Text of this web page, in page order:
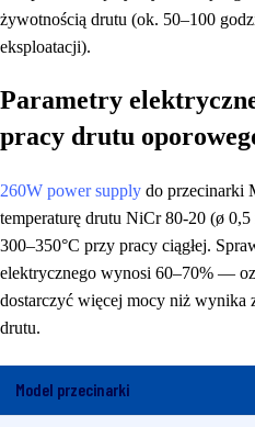
żywotnością drutu (ok. 50–100
eksploatacji).
Parametry
pracy drutu
260W power supply do przecinarki
temperaturę drutu NiCr 80-20 (ø
300–350°C przy pracy ciągłej.
elektrycznego wynosi 60–70% —
dostarczyć więcej mocy niż wynika
drutu.
Model przecinarki